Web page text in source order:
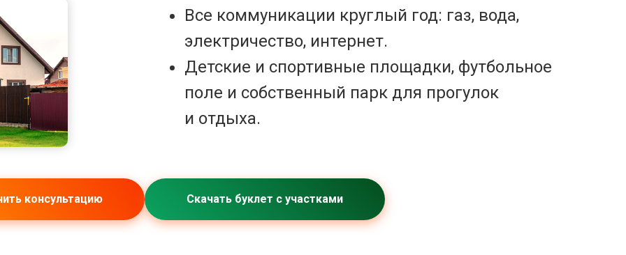
Все коммуникации круглый год: газ, вода,
электричество, интернет.
Детские и спортивные площадки, футбольное
поле и собственный парк для прогулок
и отдыха.
консультацию Скачать буклет с участками